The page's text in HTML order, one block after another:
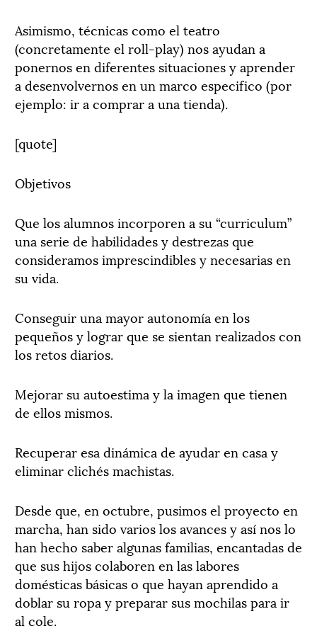
Asimismo, técnicas como el teatro
(concretamente el roll-play) nos ayudan a
ponernos en diferentes situaciones y aprender
a desenvolvernos en un marco especifico (por
ejemplo: ir a comprar a una tienda).
[quote]
Objetivos
Que los alumnos incorporen a su “curriculum”
una serie de habilidades y destrezas que
consideramos imprescindibles y necesarias en
su vida.
Conseguir una mayor autonomía en los
pequeños y lograr que se sientan realizados con
los retos diarios.
Mejorar su autoestima y la imagen que tienen
de ellos mismos.
Recuperar esa dinámica de ayudar en casa y
eliminar clichés machistas.
Desde que, en octubre, pusimos el proyecto en
marcha, han sido varios los avances y así nos lo
han hecho saber algunas familias, encantadas de
que sus hijos colaboren en las labores
domésticas básicas o que hayan aprendido a
doblar su ropa y preparar sus mochilas para ir
al cole.